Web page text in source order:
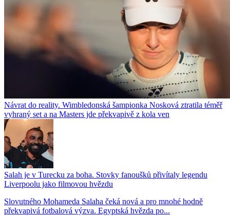
Návrat do reality. Wimbledonská šampionka Nosková ztratila téměř
vyhraný set a na Masters jde překvapivě z kola ven
Salah je v Turecku za boha. Stovky fanoušků přivítaly legendu
Liverpoolu jako filmovou hvězdu
Slovutného Mohameda Salaha čeká nová a pro mnohé hodně
překvapivá fotbalová výzva. Egyptská hvězda po...